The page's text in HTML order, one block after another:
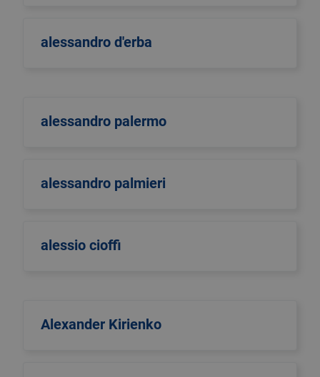
alessandro d'erba
alessandro palermo
alessandro palmieri
alessio cioffi
Alexander Kirienko